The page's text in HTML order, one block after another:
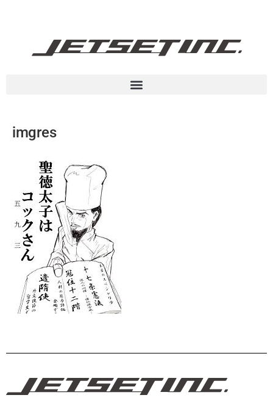
imgres